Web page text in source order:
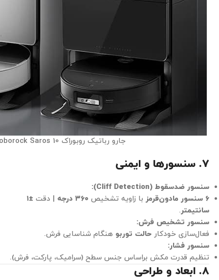
جارو رباتیک روبوراک Roborock Saros 10
۷. سنسورها و ایمنی
سنسور ضدسقوط (Cliff Detection):
۶ سنسور مادون‌قرمز
با زاویه تشخیص ۳۶۰ درجه | دقت
±۱
سانتیمتر.
سنسور تشخیص فرش:
فعال‌سازی خودکار حالت توربو هنگام شناسایی فرش.
سنسور فشار:
تنظیم قدرت مکش براساس جنس سطح (سرامیک، پارکت، فرش).
۸. ابعاد و طراحی